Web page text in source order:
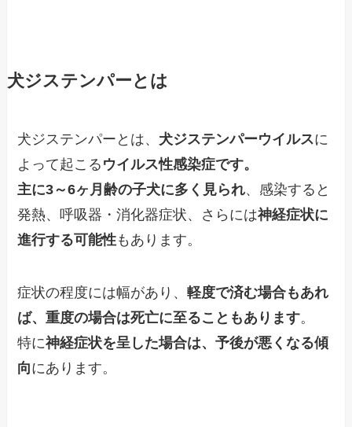
犬ジステンパーとは
犬ジステンパーとは、 犬ジステンパーウイルスに
よって起こる ウイルス性感染症です。
主に3～6ヶ月齢の子犬に多く見られ、感染すると
発熱、呼吸器・消化器症状、さらには神経症状に
進行する可能性もあります。
症状の程度には幅があり、軽度で済む場合もあれ
ば、重度の場合は死亡に至ることもあります。
特に神経症状を呈した場合は、予後が悪くなる傾
向にあります。